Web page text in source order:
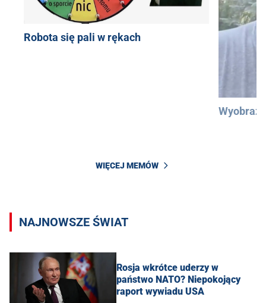
Robota się pali w rękach
WIĘCEJ MEMÓW
NAJNOWSZE ŚWIAT
Rosja wkrótce uderzy w
państwo NATO? Niepokojący
raport wywiadu USA